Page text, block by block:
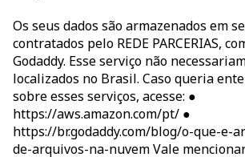
Os seus dados são armazenados em
contratados pelo REDE PARCERIAS,
Godaddy. Esse serviço não
localizados no Brasil. Caso queria
sobre esses serviços, acesse: ●
https://aws.amazon.com/pt/ ●
https://br.godaddy.com/blog/o-que-e-
de-arquivos-na-nuvem Vale